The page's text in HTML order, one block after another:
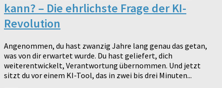
kann? – Die ehrlichste Frage der KI-
Revolution
Angenommen, du hast zwanzig Jahre lang genau das getan,
was von dir erwartet wurde. Du hast geliefert, dich
weiterentwickelt, Verantwortung übernommen. Und jetzt
sitzt du vor einem KI-Tool, das in zwei bis drei Minuten...